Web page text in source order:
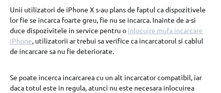
Unii utilizatori de iPhone X s-au plans de faptul ca dispozitivele
lor fie se incarca foarte greu, fie nu se incarca. Inainte de a-si
duce dispozivitele in service pentru o inlocuire mufa incarcare
iPhone, utilizatorii ar trebui sa verifice ca incarcatorul si cablul
de incarcare sa nu fie deteriorate.
Se poate incerca incarcarea cu un alt incarcator compatibil, iar
daca totul este in regula, atunci nu este necesara inlocuirea